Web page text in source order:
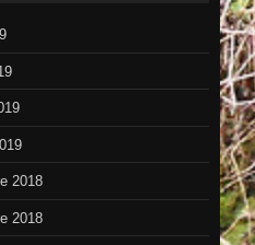
2018
2018